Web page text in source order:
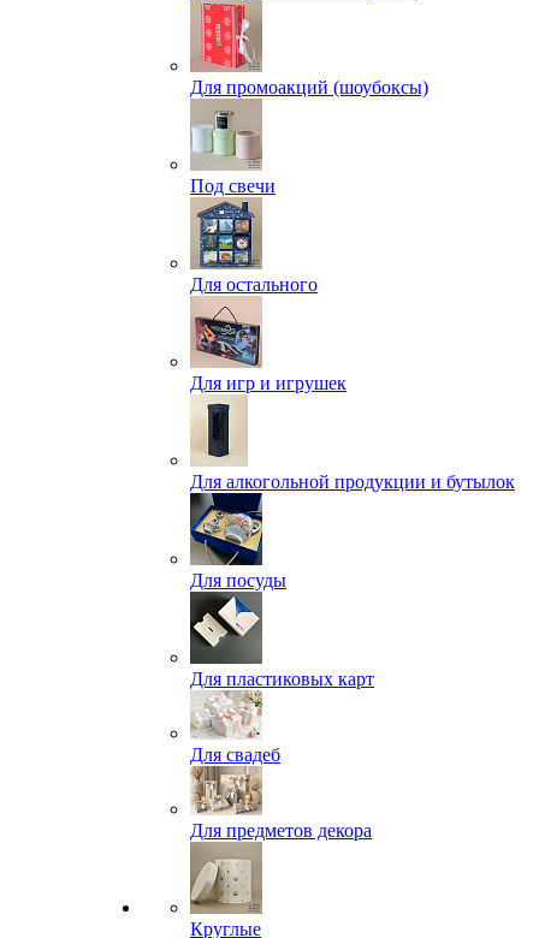
Для промоакций (шоубоксы)
Под свечи
Для остального
Для игр и игрушек
Для алкогольной продукции и бутылок
Для посуды
Для пластиковых карт
Для свадеб
Для предметов декора
Круглые